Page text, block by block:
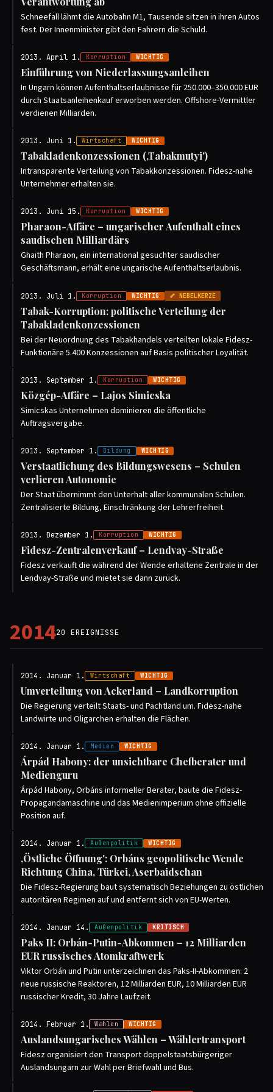
Schneefall lähmt die Autobahn M1, Tausende sitzen in ihren Autos
fest. Der Innenminister gibt den Fahrern die Schuld.
2013. April 1. Korruption WICHTIG
Einführung von Niederlassungsanleihen
In Ungarn können Aufenthaltserlaubnisse für 250.000–350.000 EUR
durch Staatsanleihenkauf erworben werden. Offshore-Vermittler
verdienen Milliarden.
2013. Juni 1. Wirtschaft WICHTIG
Tabakladenkonzessionen (‚Tabakmutyi')
Intransparente Verteilung von Tabakkonzessionen. Fidesz-nahe
Unternehmer erhalten sie.
2013. Juni 15. Korruption WICHTIG
Pharaon-Affäre – ungarischer Aufenthalt eines
saudischen Milliardärs
Ghaith Pharaon, ein international gesuchter saudischer
Geschäftsmann, erhält eine ungarische Aufenthaltserlaubnis.
2013. Juli 1. Korruption WICHTIG 🦴 NEBELKERZE
Tabak-Korruption: politische Verteilung der
Tabakladenkonzessionen
Bei der Neuordnung des Tabakhandels verteilten lokale Fidesz-
Funktionäre 5.400 Konzessionen auf Basis politischer Loyalität.
2013. September 1. Korruption WICHTIG
Közgép-Affäre – Lajos Simicska
Simicskas Unternehmen dominieren die öffentliche
Auftragsvergabe.
2013. September 1. Bildung WICHTIG
Verstaatlichung des Bildungswesens – Schulen
verlieren Autonomie
Der Staat übernimmt den Unterhalt aller kommunalen Schulen.
Zentralisierte Bildung, Einschränkung der Lehrerfreiheit.
2013. Dezember 1. Korruption WICHTIG
Fidesz-Zentralenverkauf – Lendvay-Straße
Fidesz verkauft die während der Wende erhaltene Zentrale in der
Lendvay-Straße und mietet sie dann zurück.
201420 EREIGNISSE
2014. Januar 1. Wirtschaft WICHTIG
Umverteilung von Ackerland – Landkorruption
Die Regierung verteilt Staats- und Pachtland um. Fidesz-nahe
Landwirte und Oligarchen erhalten die Flächen.
2014. Januar 1. Medien WICHTIG
Árpád Habony: der unsichtbare Chefberater und
Medienguru
Árpád Habony, Orbáns informeller Berater, baute die Fidesz-
Propagandamaschine und das Medienimperium ohne offizielle
Position auf.
2014. Januar 1. Außenpolitik WICHTIG
‚Östliche Öffnung': Orbáns geopolitische Wende
Richtung China, Türkei, Aserbaidschan
Die Fidesz-Regierung baut systematisch Beziehungen zu östlichen
autoritären Regimen auf und entfernt sich von EU-Werten.
2014. Januar 14. Außenpolitik KRITISCH
Paks II: Orbán-Putin-Abkommen – 12 Milliarden
EUR russisches Atomkraftwerk
Viktor Orbán und Putin unterzeichnen das Paks-II-Abkommen: 2
neue russische Reaktoren, 12 Milliarden EUR, 10 Milliarden EUR
russischer Kredit, 30 Jahre Laufzeit.
2014. Februar 1. Wahlen WICHTIG
Auslandsungarisches Wählen – Wählertransport
Fidesz organisiert den Transport doppelstaatsbürgeriger
Auslandsungarn zur Wahl per Briefwahl und Bus.